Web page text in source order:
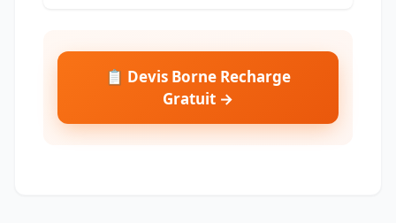
📋 Devis Borne Recharge
Gratuit →